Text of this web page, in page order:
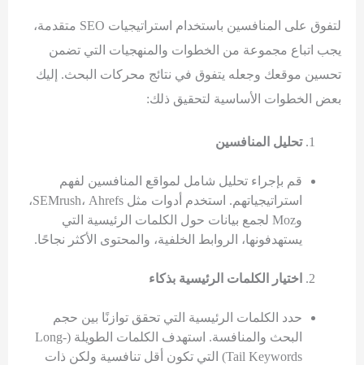
لتفوق على المنافسين باستخدام استراتيجيات SEO متقدمة،
يجب اتباع مجموعة من الخطوات والمنهجيات التي تضمن
تحسين موقعك وجعله يتفوق في نتائج محركات البحث. إليك
بعض الخطوات الأساسية لتحقيق ذلك:
تحليل المنافسين
قم بإجراء تحليل شامل لمواقع المنافسين لفهم
استراتيجياتهم. استخدم أدوات مثل SEMrush، Ahrefs،
وMoz لجمع بيانات حول الكلمات الرئيسية التي
يستهدفونها، الروابط الخلفية، والمحتوى الأكثر نجاحًا.
اختيار الكلمات الرئيسية بذكاء
حدد الكلمات الرئيسية التي تحقق توازنًا بين حجم
البحث والمنافسة. استهدف الكلمات الطويلة (Long-
Tail Keywords) التي تكون أقل تنافسية ولكن ذات